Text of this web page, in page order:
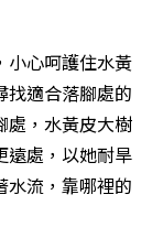
小心呵護住水黃
找適合落腳處的
處，水黃皮大樹
遠處，以她耐旱
水流，靠哪裡的